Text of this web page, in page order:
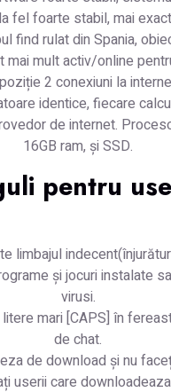
fel foarte stabil, mai exact
find rulat din Spania,
mai mult activ/online
2 conexiuni la
identice, fiecare
de internet.
16GB ram, și SSD.
pentru
limbajul
și jocuri instalate
virusi.
mari [CAPS] în
de chat.
de download și nu
userii care